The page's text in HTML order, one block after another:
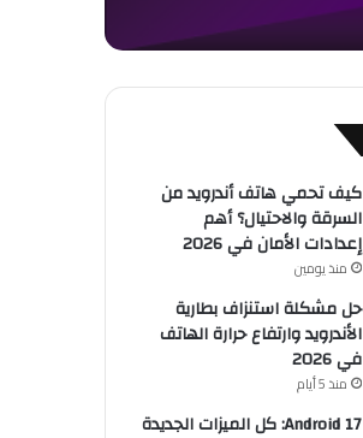
كيف تحمي هاتف أندرويد من
السرقة والاحتيال؟ أهم
إعدادات الأمان في 2026
منذ يومين
حل مشكلة استنزاف بطارية
الأندرويد وارتفاع حرارة الهاتف
في 2026
منذ 5 أيام
Android 17: كل الميزات الجديدة